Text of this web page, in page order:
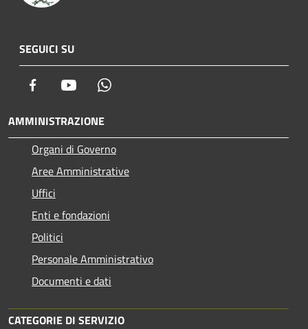
SEGUICI SU
Facebook Youtube
AMMINISTRAZIONE
Organi di Governo
Aree Amministrative
Uffici
Enti e fondazioni
Politici
Personale Amministrativo
Documenti e dati
CATEGORIE DI SERVIZIO